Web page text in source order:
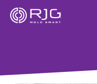
Saltar